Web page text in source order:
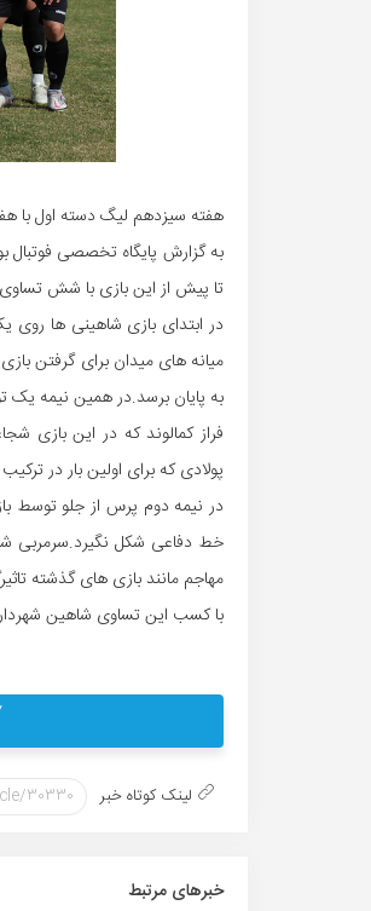
هفته سیزدهم لیگ دسته اول با
به گزارش پایگاه تخصصی فوتبال
تا پیش از این بازی با شش تساوی
در ابتدای بازی شاهینی ها روی
میانه های میدان برای گرفتن
به پایان برسد.در همین نیمه یک
فراز کمالوند که در این
پولادی که برای اولین بار در
در نیمه دوم پرس از جلو توسط
خط دفاعی شکل نگیرد.سرمربی
مهاجم مانند بازی های گذشته
با کسب این تساوی شاهین شهرداری 16 امتیازی شد و در مکان دوازدهم جدول
لینک کوتاه خبر
خبر‌های مرتبط